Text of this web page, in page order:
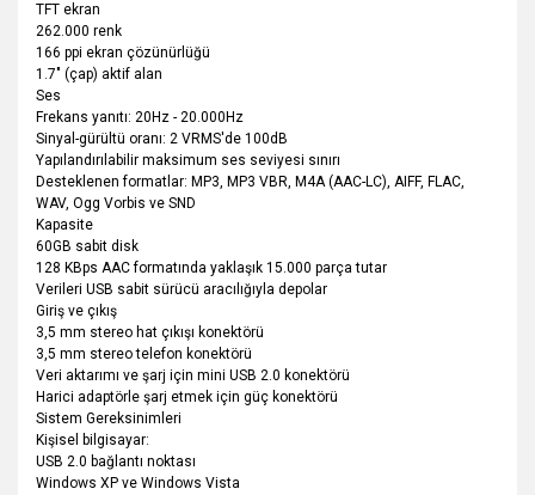
TFT ekran
262.000 renk
166 ppi ekran çözünürlüğü
1.7" (çap) aktif alan
Ses
Frekans yanıtı: 20Hz - 20.000Hz
Sinyal-gürültü oranı: 2 VRMS'de 100dB
Yapılandırılabilir maksimum ses seviyesi sınırı
Desteklenen formatlar: MP3, MP3 VBR, M4A (AAC-LC), AIFF, FLAC,
WAV, Ogg Vorbis ve SND
Kapasite
60GB sabit disk
128 KBps AAC formatında yaklaşık 15.000 parça tutar
Verileri USB sabit sürücü aracılığıyla depolar
Giriş ve çıkış
3,5 mm stereo hat çıkışı konektörü
3,5 mm stereo telefon konektörü
Veri aktarımı ve şarj için mini USB 2.0 konektörü
Harici adaptörle şarj etmek için güç konektörü
Sistem Gereksinimleri
Kişisel bilgisayar:
USB 2.0 bağlantı noktası
Windows XP ve Windows Vista